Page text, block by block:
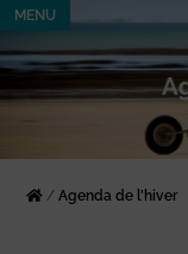
MENU
/Agenda de l’hiver